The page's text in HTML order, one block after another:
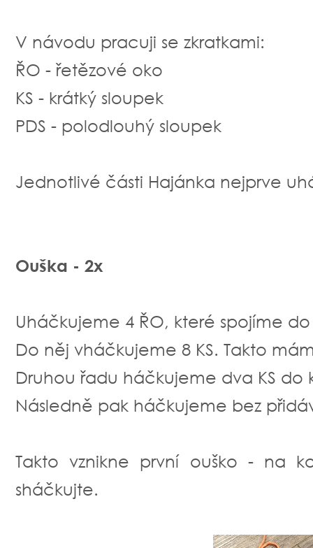
V návodu pracuji se zkratkami:
ŘO - řetězové oko
KS - krátký sloupek
PDS - polodlouhý sloupek
Jednotlivé části Hajánka nejprve
Ouška - 2x
Uháčkujeme 4 ŘO, které spojíme do
Do něj vháčkujeme 8 KS. Takto
Druhou řadu háčkujeme dva KS do
Následně pak háčkujeme bez
Takto vznikne první ouško -
sháčkujte.